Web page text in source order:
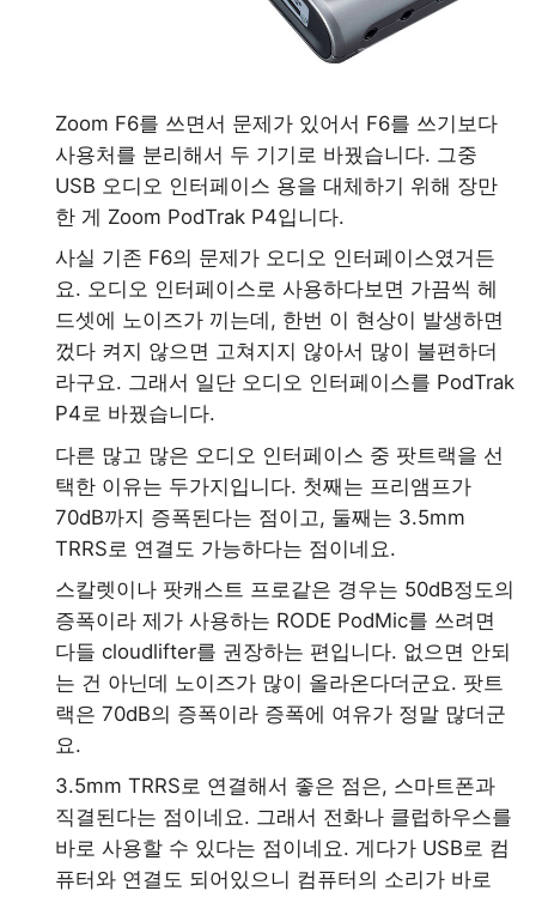
Zoom F6를 쓰면서 문제가 있어서 F6를 쓰기보다
사용처를 분리해서 두 기기로 바꿨습니다. 그중
USB 오디오 인터페이스 용을 대체하기 위해 장만
한 게 Zoom PodTrak P4입니다.
사실 기존 F6의 문제가 오디오 인터페이스였거든
요. 오디오 인터페이스로 사용하다보면 가끔씩 헤
드셋에 노이즈가 끼는데, 한번 이 현상이 발생하면
껐다 켜지 않으면 고쳐지지 않아서 많이 불편하더
라구요. 그래서 일단 오디오 인터페이스를 PodTrak
P4로 바꿨습니다.
다른 많고 많은 오디오 인터페이스 중 팟트랙을 선
택한 이유는 두가지입니다. 첫째는 프리앰프가
70dB까지 증폭된다는 점이고, 둘째는 3.5mm
TRRS로 연결도 가능하다는 점이네요.
스칼렛이나 팟캐스트 프로같은 경우는 50dB정도의
증폭이라 제가 사용하는 RODE PodMic를 쓰려면
다들 cloudlifter를 권장하는 편입니다. 없으면 안되
는 건 아닌데 노이즈가 많이 올라온다더군요. 팟트
랙은 70dB의 증폭이라 증폭에 여유가 정말 많더군
요.
3.5mm TRRS로 연결해서 좋은 점은, 스마트폰과
직결된다는 점이네요. 그래서 전화나 클럽하우스를
바로 사용할 수 있다는 점이네요. 게다가 USB로 컴
퓨터와 연결도 되어있으니 컴퓨터의 소리가 바로